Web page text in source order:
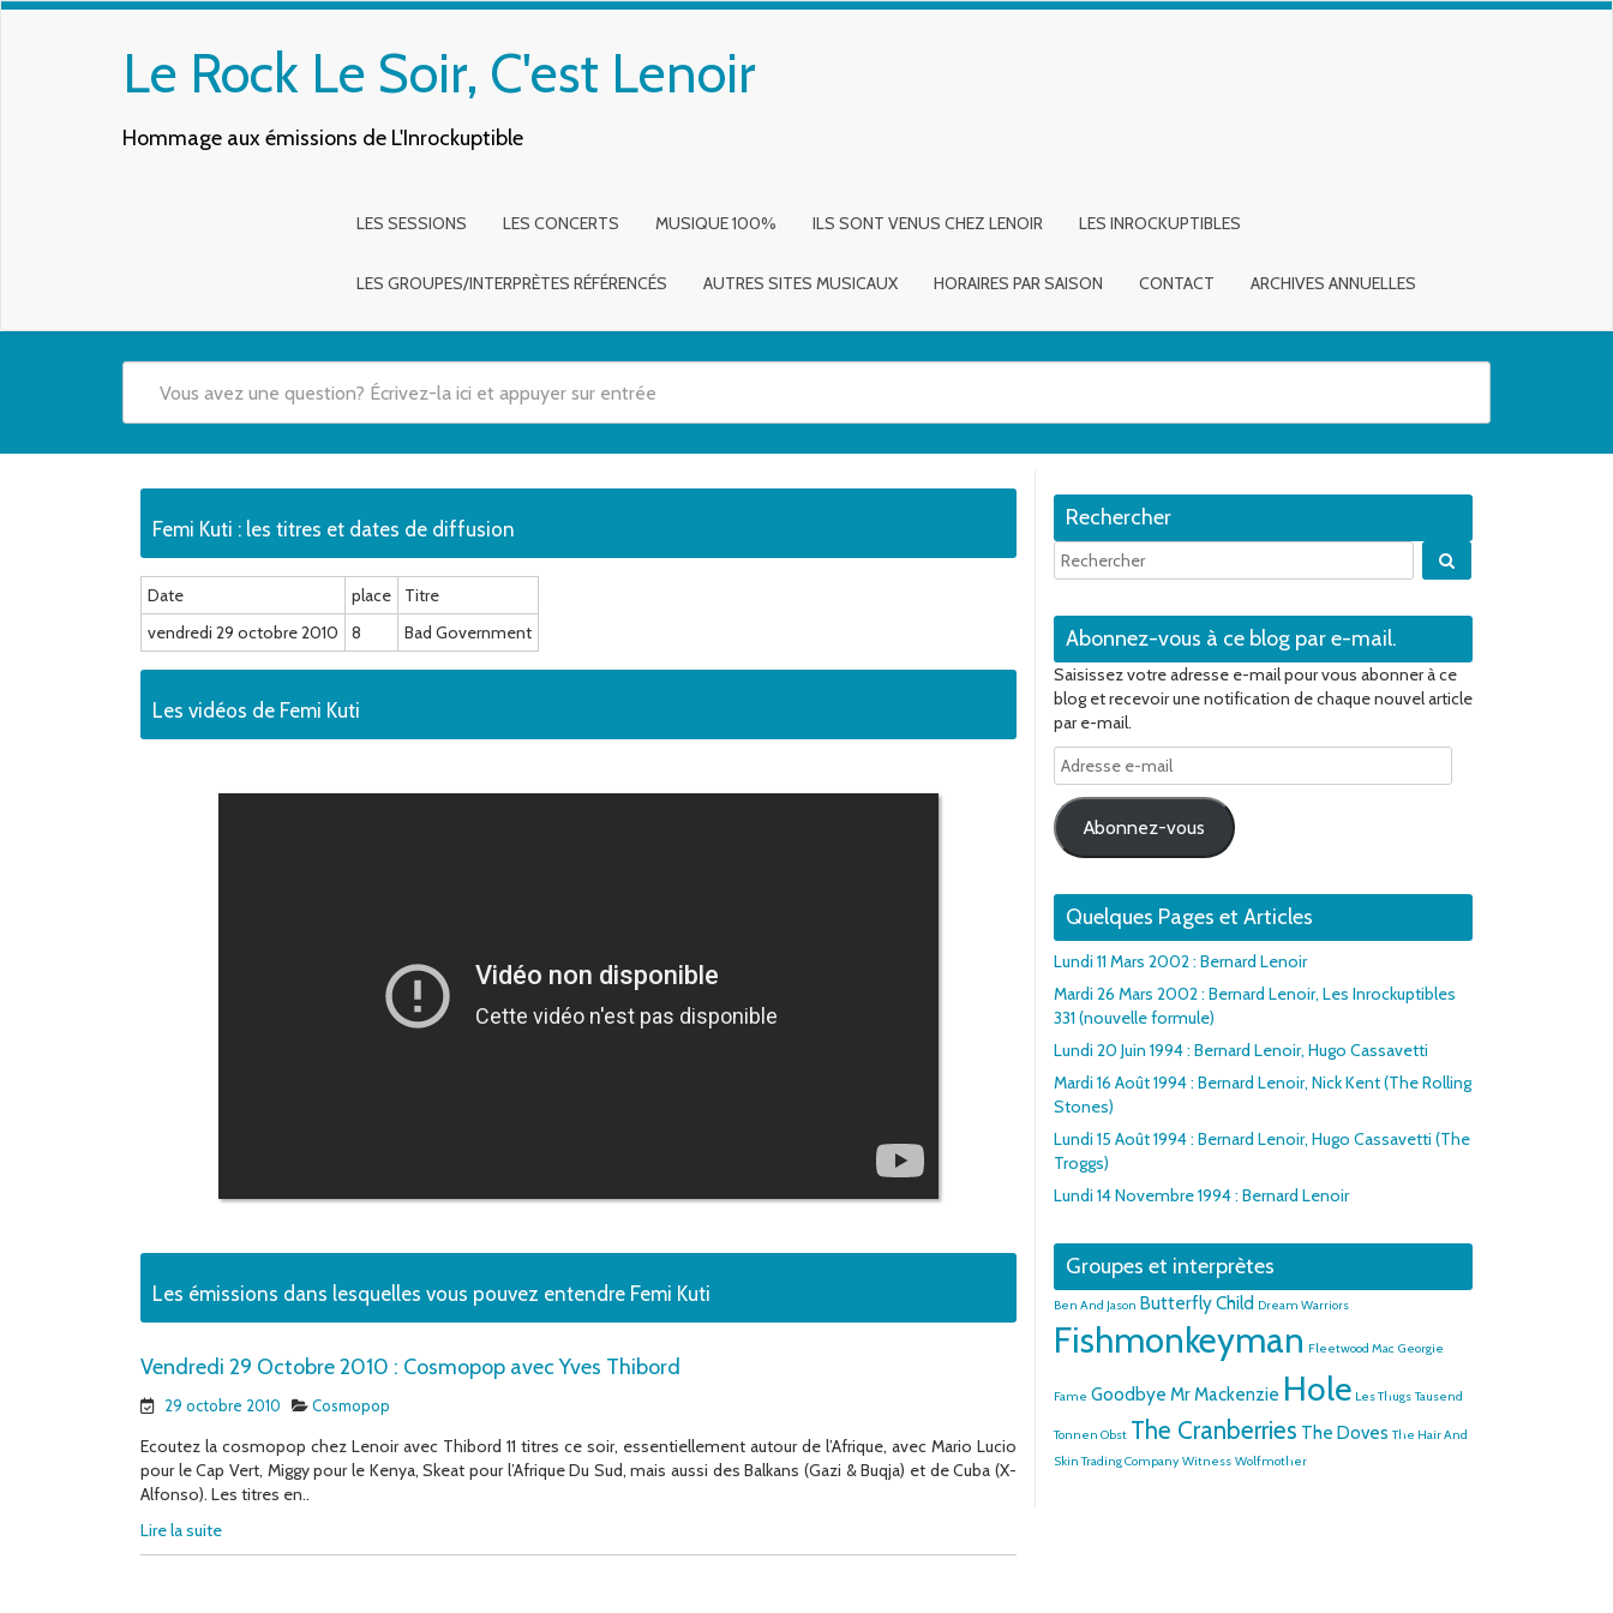
Le Rock Le Soir, C'est Lenoir
Hommage aux émissions de L'Inrockuptible
LES SESSIONS LES CONCERTS MUSIQUE 100% ILS SONT VENUS CHEZ LENOIR LES INROCKUPTIBLES
LES GROUPES/INTERPRÈTES RÉFÉRENCÉS AUTRES SITES MUSICAUX HORAIRES PAR SAISON CONTACT ARCHIVES ANNUELLES
Femi Kuti : les titres et dates de diffusion
Date place
Titre
vendredi 29 octobre 2010
8 Bad Government
Les vidéos de Femi Kuti
Les émissions dans lesquelles vous pouvez entendre Femi Kuti
Vendredi 29 Octobre 2010 : Cosmopop avec Yves Thibord
29 octobre 2010 Cosmopop
Ecoutez la cosmopop chez Lenoir avec Thibord 11 titres ce soir, essentiellement autour de l’Afrique, avec Mario Lucio
pour le Cap Vert, Miggy pour le Kenya, Skeat pour l’Afrique Du Sud, mais aussi des Balkans (Gazi & Buqja) et de Cuba (X-
Alfonso). Les titres en..
Lire la suite
Rechercher
Abonnez-vous à ce blog par e-mail.
Saisissez votre adresse e-mail pour vous abonner à ce
blog et recevoir une notification de chaque nouvel article
par e-mail.
Adresse
e-
mail
Abonnez-vous
Quelques Pages et Articles
Lundi 11 Mars 2002 : Bernard Lenoir
Mardi 26 Mars 2002 : Bernard Lenoir, Les Inrockuptibles
331 (nouvelle formule)
Lundi 20 Juin 1994 : Bernard Lenoir, Hugo Cassavetti
Mardi 16 Août 1994 : Bernard Lenoir, Nick Kent (The Rolling
Stones)
Lundi 15 Août 1994 : Bernard Lenoir, Hugo Cassavetti (The
Troggs)
Lundi 14 Novembre 1994 : Bernard Lenoir
Groupes et interprètes
Ben And Jason Butterfly Child Dream Warriors
Fishmonkeyman Fleetwood Mac Georgie
Fame Goodbye Mr Mackenzie Hole Les Thugs Tausend
Tonnen Obst The Cranberries The Doves The Hair And
Skin Trading Company Witness Wolfmother